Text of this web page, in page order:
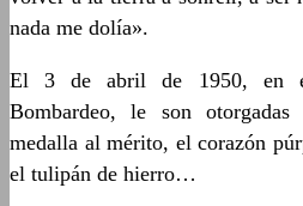
nada me dolía».
El 3 de abril de 1950, en
Bombardeo, le son
medalla al mérito, el corazón
el tulipán de hierro…